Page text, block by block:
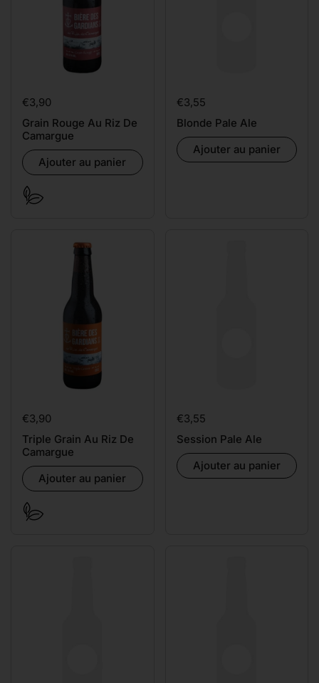
Prix:
€3,90
Grain Rouge Au Riz De
Camargue
Ajouter au panier
Prix:
€3,55
Blonde Pale Ale
Ajouter au panier
Prix:
€3,90
Triple Grain Au Riz De
Camargue
Ajouter au panier
Prix:
€3,55
Session Pale Ale
Ajouter au panier